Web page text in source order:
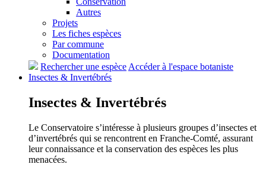
Autres
Projets
Les fiches espèces
Par commune
Documentation
Rechercher une espèceAccéder à l'espace botaniste
Insectes & Invertébrés
Insectes & Invertébrés
Le Conservatoire s’intéresse à plusieurs groupes d’insectes et
d’invertébrés qui se rencontrent en Franche-Comté, assurant
leur connaissance et la conservation des espèces les plus
menacées.